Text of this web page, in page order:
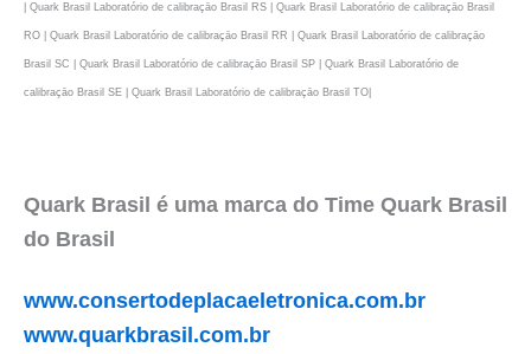
| Quark Brasil Laboratório de calibraçāo Brasil RS | Quark Brasil Laboratório de calibraçāo Brasil
RO | Quark Brasil Laboratório de calibraçāo Brasil RR | Quark Brasil Laboratório de calibraçāo
Brasil SC | Quark Brasil Laboratório de calibraçāo Brasil SP | Quark Brasil Laboratório de
calibraçāo Brasil SE | Quark Brasil Laboratório de calibraçāo Brasil TO|
Quark Brasil é uma marca do Time Quark Brasil
do Brasil
www.consertodeplacaeletronica.com.br
www.quarkbrasil.com.br